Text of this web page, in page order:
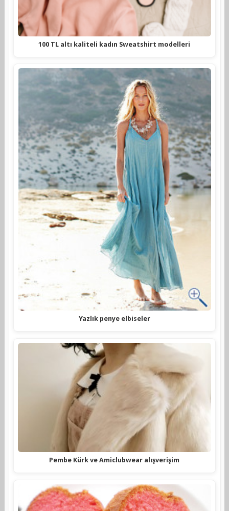
100 TL altı kaliteli kadın Sweatshirt modelleri
Yazlık penye elbiseler
Pembe Kürk ve Amiclubwear alışverişim